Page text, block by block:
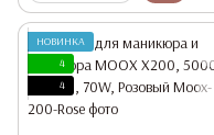
НОВИНКА
4
4